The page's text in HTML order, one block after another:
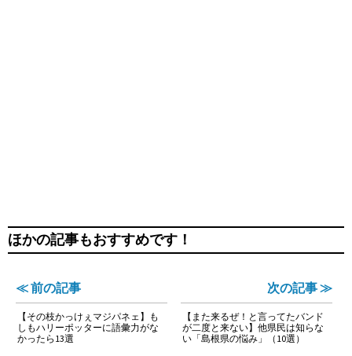
ほかの記事もおすすめです！
≪ 前の記事
【その枝かっけぇマジパネェ】も
しもハリーポッターに語彙力がな
かったら13選
次の記事 ≫
【また来るぜ！と言ってたバンド
が二度と来ない】他県民は知らな
い「島根県の悩み」（10選）